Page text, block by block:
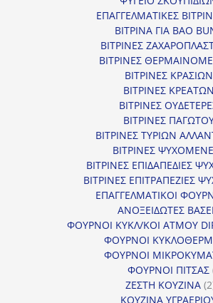
ΕΠΑΓΓΕΛΜΑΤΙΚΕΣ
ΒΙΤΡΙΝΑ ΓΙΑ BAO
ΒΙΤΡΙΝΕΣ
ΒΙΤΡΙΝΕΣ
ΒΙΤΡΙΝΕΣ ΚΡΑΣΙΩΝ
ΒΙΤΡΙΝΕΣ ΚΡΕΑΤΩΝ
ΒΙΤΡΙΝΕΣ
ΒΙΤΡΙΝΕΣ
ΒΙΤΡΙΝΕΣ ΤΥΡΙΩΝ
ΒΙΤΡΙΝΕΣ
ΒΙΤΡΙΝΕΣ ΕΠΙΔΑΠΕΔΙΕΣ
ΒΙΤΡΙΝΕΣ ΕΠΙΤΡΑΠΕΖΙΕΣ
ΕΠΑΓΓΕΛΜΑΤΙΚΟΙ
ΑΝΟΞΕΙΔΩΤΕΣ
ΦΟΥΡΝΟΙ ΚΥΚΛ/ΚΟΙ ΑΤΜΟΥ
ΦΟΥΡΝΟΙ
ΦΟΥΡΝΟΙ
ΦΟΥΡΝΟΙ ΠΙΤΣΑΣ
ΖΕΣΤΗ ΚΟΥΖΙΝΑ 2
ΚΟΥΖΙΝΑ